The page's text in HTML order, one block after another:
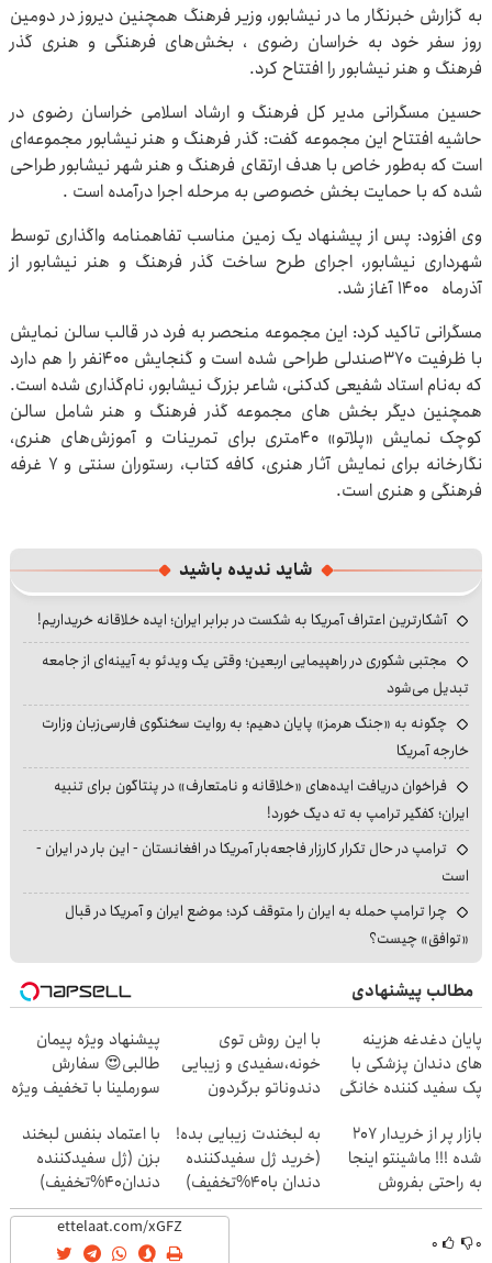
به گزارش خبرنگار ما در نیشابور، وزیر فرهنگ همچنین دیروز در دومین
روز سفر خود به خراسان رضوی ، بخش‌های فرهنگی و هنری گذر
فرهنگ و هنر نیشابور را افتتاح کرد.
حسین مسگرانی مدیر کل فرهنگ و ارشاد اسلامی خراسان رضوی در
حاشیه افتتاح این مجموعه گفت: گذر فرهنگ و هنر نیشابور مجموعه‌ای
است که به‌طور خاص با هدف ارتقای فرهنگ و هنر شهر نیشابور طراحی
شده که با حمایت بخش خصوصی به مرحله اجرا درآمده است .
وی افزود: پس از پیشنهاد یک زمین مناسب تفاهمنامه واگذاری توسط
شهرداری نیشابور، اجرای طرح ساخت گذر فرهنگ و هنر نیشابور از
آذرماه ۱۴۰۰ آغاز شد.
مسگرانی تاکید کرد: این مجموعه منحصر به فرد در قالب سالن نمایش
با ظرفیت ۳۷۰صندلی طراحی شده است و گنجایش ۴۰۰نفر را هم دارد
که به‌نام استاد شفیعی کدکنی، شاعر بزرگ نیشابور، نام‌گذاری شده است.
همچنین دیگر بخش های مجموعه گذر فرهنگ و هنر شامل سالن
کوچک نمایش «پلاتو» ۴۰متری برای تمرینات و آموزش‌های هنری،
نگارخانه برای نمایش آثار هنری، کافه کتاب، رستوران سنتی و ۷ غرفه
فرهنگی و هنری است.
شاید ندیده باشید
آشکارترین اعتراف آمریکا به شکست در برابر ایران؛ ایده خلاقانه خریداریم!
مجتبی شکوری در راهپیمایی اربعین؛ وقتی یک ویدئو به آیینه‌ای از جامعه
تبدیل می‌شود
چگونه به «جنگ هرمز» پایان دهیم؛ به روایت سخنگوی فارسی‌زبان وزارت
خارجه آمریکا
فراخوان دریافت ایده‌های «خلاقانه و نامتعارف» در پنتاگون برای تنبیه
ایران؛ کفگیر ترامپ به ته دیگ خورد!
ترامپ در حال تکرار کارزار فاجعه‌بار آمریکا در افغانستان - این بار در ایران -
است
چرا ترامپ حمله به ایران را متوقف کرد؛ موضع ایران و آمریکا در قبال
«توافق» چیست؟
مطالب پیشنهادی
پایان دغدغه هزینه
های دندان پزشکی با
پک سفید کننده خانگی
با این روش توی
خونه،سفیدی و زیبایی
دندوناتو برگردون
پیشنهاد ویژه پیمان
طالبی😍 سفارش
سورملینا با تخفیف ویژه
بازار پر از خریدار 207
شده !!! ماشینتو اینجا
به راحتی بفروش
به لبخندت زیبایی بده!
(خرید ژل سفیدکننده
دندان با40%تخفیف)
با اعتماد بنفس لبخند
بزن (ژل سفیدکننده
دندان40%تخفیف)
۰ ۰